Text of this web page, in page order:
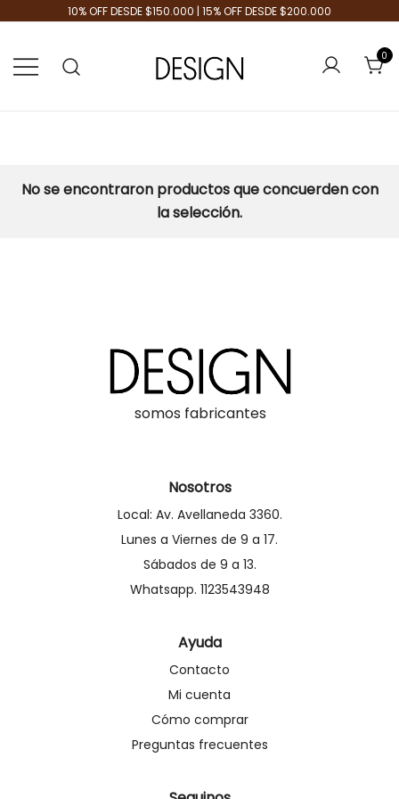
10% OFF DESDE $150.000 | 15% OFF DESDE $200.000
0
No se encontraron productos que concuerden con
la selección.
somos fabricantes
Nosotros
Local: Av. Avellaneda 3360.
Lunes a Viernes de 9 a 17.
Sábados de 9 a 13.
Whatsapp. 1123543948
Ayuda
Contacto
Mi cuenta
Cómo comprar
Preguntas frecuentes